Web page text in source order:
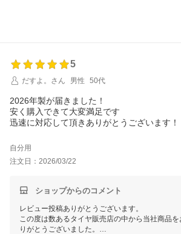
5
だすよ。さん
男性 50代
2026年製が届きました！
安く購入できて大変満足です
自分用
注文日：2026/03/22
ショップからのコメント
レビュー投稿ありがとうございます。
この度は数あるタイヤ販売店の中から当社商品
りがとうございました。